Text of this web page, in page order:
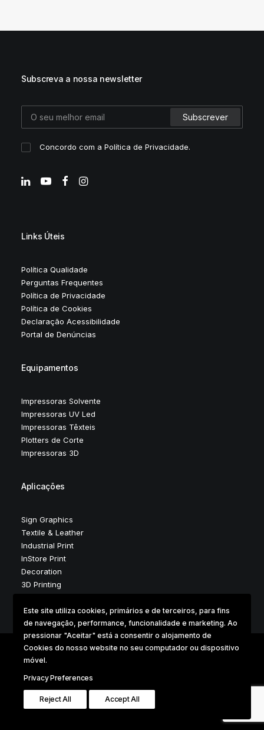
Subscreva a nossa newsletter
Concordo com aPolítica de Privacidade.
Links Úteis
Política Qualidade
Perguntas Frequentes
Política de Privacidade
Política de Cookies
Declaração Acessibilidade
Portal de Denúncias
Equipamentos
Impressoras Solvente
Impressoras UV Led
Impressoras Têxteis
Plotters de Corte
Impressoras 3D
Aplicações
Sign Graphics
Textile & Leather
Industrial Print
InStore Print
Decoration
3D Printing
Copyright © 2025 . Digidelta Digital Dimension . Design &
Development by Digidelta Marketing Team
Este site utiliza cookies, primários e de terceiros, para fins
de navegação, performance, funcionalidade e marketing. Ao
pressionar "Aceitar" está a consentir o alojamento de
Cookies do nosso website no seu computador ou dispositivo
móvel.
Privacy Preferences
Reject All Accept All